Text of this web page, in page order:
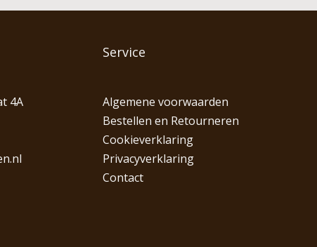
4A
Service
Algemene voorwaarden
Bestellen en Retourneren
Cookieverklaring
Privacyverklaring
Contact